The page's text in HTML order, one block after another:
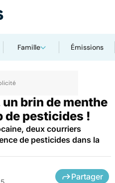
Famille Émissions
brin de menthe
de pesticides !
deux courriers
de pesticides dans la
Partager